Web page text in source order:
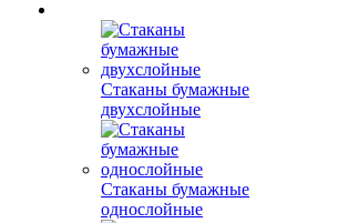
Стаканы бумажные
двухслойные
Стаканы бумажные
однослойные